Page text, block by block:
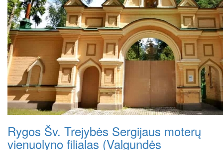
Rygos Šv. Trejybės Sergijaus moterų
vienuolyno filialas (Valgundės